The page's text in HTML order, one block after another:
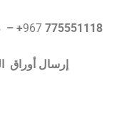
967 775551118+ –
إرسال أوراق